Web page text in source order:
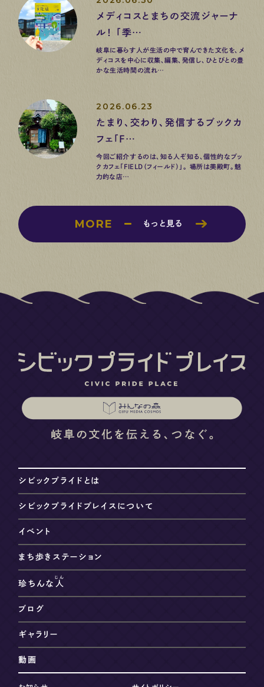
メディコスとまちの交流ジャーナ
ル！ 「季…
岐阜に暮らす人が生活の中で育んできた文化を、メ
ディコスを中心に収集、編集、発信し、ひとびとの豊
かな生活時間の流れ…
2026.06.23
たまり、交わり、発信するブックカ
フェ「F…
今回ご紹介するのは、知る人ぞ知る、個性的なブッ
クカフェ「FIELD（フィールド）」。 場所は美殿町。魅
力的な店…
MORE もっと見る
シビックプライドとは
シビックプライドプレイスについて
イベント
まち歩きステーション
珍ちんな 人
じん
ブログ
ギャラリー
動画